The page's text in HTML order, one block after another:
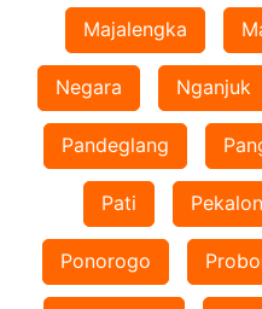
Majalengka
Negara Nganjuk
Pandeglang
Pati
Ponorogo